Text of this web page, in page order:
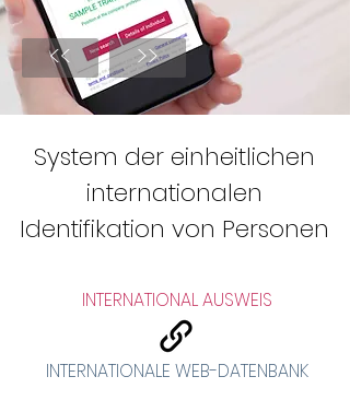
System der einheitlichen
internationalen
Identifikation von Personen
INTERNATIONAL AUSWEIS
INTERNATIONALE WEB-DATENBANK
>>
<<